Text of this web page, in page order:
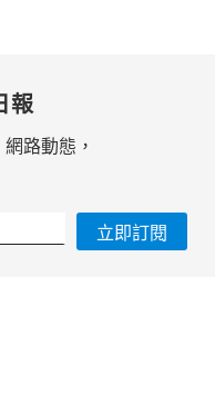
報
路動態，
立即訂閱